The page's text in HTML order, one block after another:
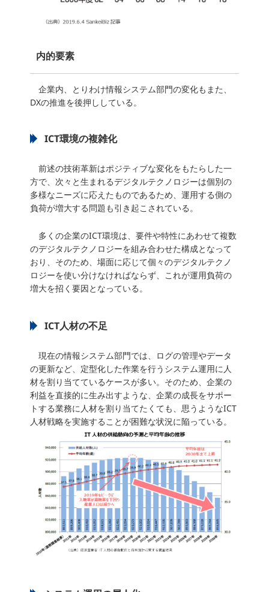
内的要素
企業内、とりわけ情報システム部門の変化もまた、
DXの推進を後押ししている。
ICT環境の複雑化
前述の技術革新はポジティブな変化をもたらした一
方で、次々と生まれるデジタルテクノロジーは個別の
多様なニーズに応えたものであるため、運用する側の
負荷が増大する問題も引き起こされている。
多くの企業のICT環境は、要件や特性にあわせて複数
のデジタルテクノロジーを組み合わせた構成となって
おり、そのため、場面に応じて個々のデジタルテクノ
ロジーを使い分けなければならず、これが運用負荷の
増大を招く要因となっている。
ICT人材の不足
現在の情報システム部門では、ログの管理やデータ
の更新など、定型化した作業を行うシステム運用に人
材を割り当てているケースが多い。そのため、企業の
利益を直接的に生み出すような、企業の成長をサポー
トする業務に人材を割り当てたくても、思うようなICT
人材戦略を実施することが困難な状況に陥っている。